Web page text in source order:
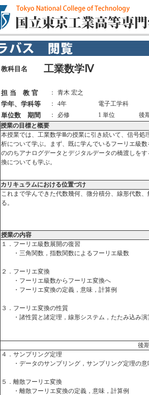
教科目名 工業数学Ⅳ
担 当 教 官 ： 青木 宏之
学年、学科等 ： 4年 電子工学科
単位数 期間 ： 必修 1 単位
後
授業の目標と概要
本授業では、工業数学Ⅲの授業に引き続いて、信号
析について学ぶ。まず、既に学んでいるフーリエ級
ののちアナログデータとデジタルデータの橋渡しを
換についても学ぶ。
カリキュラムにおける位置づけ
これまで学んできた代数幾何、微分積分、線形代数
る。
授業の内容
１．フーリエ級数展開の復習
・三角関数，指数関数によるフーリエ級数
２．フーリエ変換
・フーリエ級数からフーリエ変換へ
・フーリエ変換の定義，意味，計算例
３．フーリエ変換の性質
・諸性質と諸定理，線形システム，たたみ込み演
後
４．サンプリング定理
・データのサンプリング，サンプリング定理の意
５．離散フーリエ変換
・離散フーリエ変換の定義，意味，計算例